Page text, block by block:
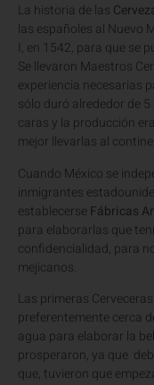
La historia de las
las españoles al Nuevo
I, en 1542, para que se
Se llevaron Maestros
experiencia necesarias
sólo duró alrededor de
caras y la producción
mejor llevarlas al
Cuando México se
inmigrantes
establecerseFábricas
para elaborarlas que
confidencialidad, para
mejicanos.
Las primeras
preferentemente cerca
agua para elaborar la
prosperaron, ya que
que, tuvieron que